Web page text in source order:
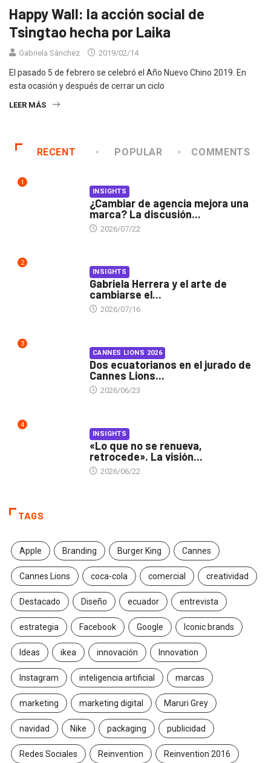
Happy Wall: la acción social de
Tsingtao hecha por Laika
Gabriela Sánchez 2019/02/14
El pasado 5 de febrero se celebró el Año Nuevo Chino 2019. En
esta ocasión y después de cerrar un ciclo
LEER MÁS
RECENT POPULAR COMMENTS
1
INSIGHTS
¿Cambiar de agencia mejora una
marca? La discusión...
2026/07/22
2
INSIGHTS
Gabriela Herrera y el arte de
cambiarse el...
2026/07/16
3
CANNES LIONS 2026
Dos ecuatorianos en el jurado de
Cannes Lions...
2026/06/23
4
INSIGHTS
«Lo que no se renueva,
retrocede». La visión...
2026/06/22
TAGS
Apple Branding Burger King Cannes
Cannes Lions coca-cola comercial creatividad
Destacado Diseño ecuador entrevista
estrategia Facebook Google Iconic brands
Ideas ikea innovación Innovation
Instagram inteligencia artificial marcas
marketing marketing digital Maruri Grey
navidad Nike packaging publicidad
Redes Sociales Reinvention Reinvention 2016